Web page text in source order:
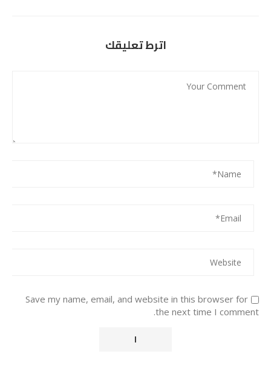
اترط تعليقك
Save my name, email, and website in this browser for
the next time I comment.